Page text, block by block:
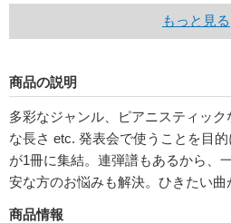
もっと見る
商品の説明
多彩なジャンル、ピアニスティッ
な長さ etc. 発表会で使うことを目
が1冊に集結。連弾譜もあるから、
安な方のお悩みも解決。ひきたい曲
商品情報